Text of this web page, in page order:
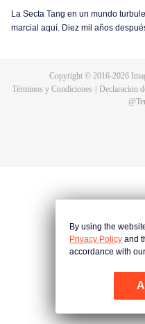
La Secta Tang en un mundo
marcial aquí. Diez mil años
puede elegir estrellas; El nuevo
al declive de la Secta Tang... Hay
Copyright © 2016-2026
Términos y Condiciones
Declaracion
@
By using the
Privacy Policy and
accordance with our